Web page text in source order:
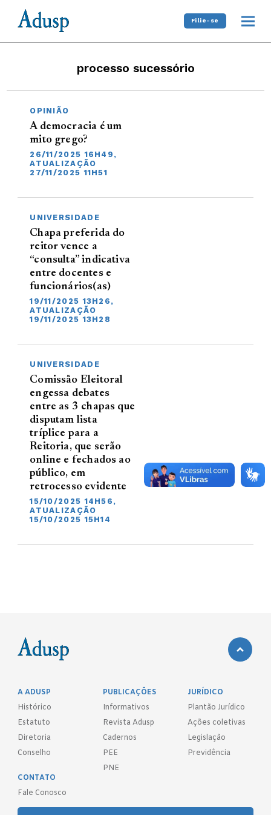
Filie-se
processo sucessório
OPINIÃO
A democracia é um
mito grego?
26/11/2025 16H49,
ATUALIZAÇÃO
27/11/2025 11H51
UNIVERSIDADE
Chapa preferida do
reitor vence a
“consulta” indicativa
entre docentes e
funcionários(as)
19/11/2025 13H26,
ATUALIZAÇÃO
19/11/2025 13H28
UNIVERSIDADE
Comissão Eleitoral
engessa debates
entre as 3 chapas que
disputam lista
tríplice para a
Reitoria, que serão
online e fechados ao
público, em
retrocesso evidente
15/10/2025 14H56,
ATUALIZAÇÃO
15/10/2025 15H14
A ADUSP
Histórico
Estatuto
Diretoria
Conselho
PUBLICAÇÕES
Informativos
Revista Adusp
Cadernos
PEE
PNE
JURÍDICO
Plantão Jurídico
Ações coletivas
Legislação
Previdência
CONTATO
Fale Conosco